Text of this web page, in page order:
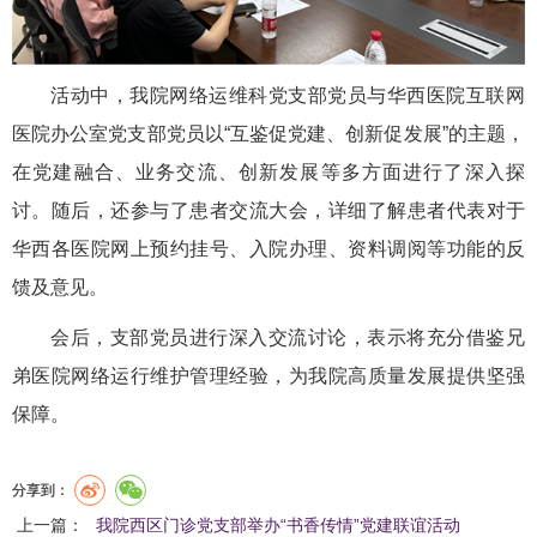
活动中，我院网络运维科党支部党员与华西医院互联网
医院办公室党支部党员以“互鉴促党建、创新促发展”的主题，
在党建融合、业务交流、创新发展等多方面进行了深入探
讨。随后，还参与了患者交流大会，详细了解患者代表对于
华西各医院网上预约挂号、入院办理、资料调阅等功能的反
馈及意见。
会后，支部党员进行深入交流讨论，表示将充分借鉴兄
弟医院网络运行维护管理经验，为我院高质量发展提供坚强
保障。
分享到：
上一篇： 我院西区门诊党支部举办“书香传情”党建联谊活动